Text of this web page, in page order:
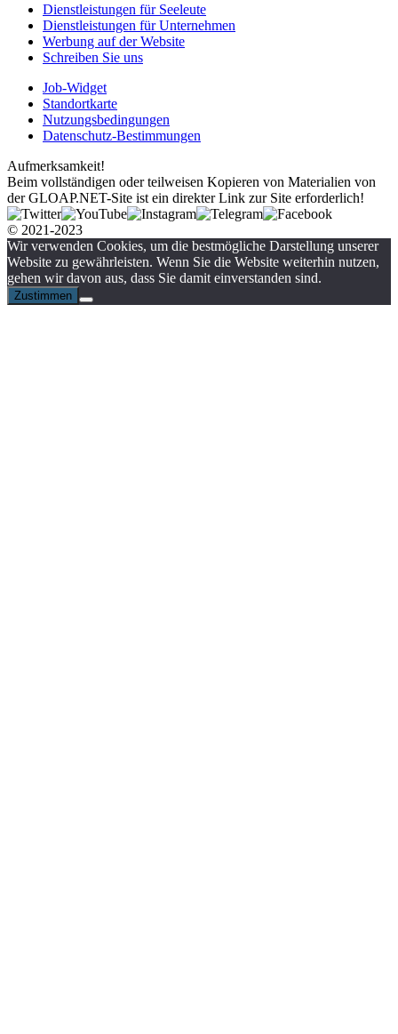
Dienstleistungen für Seeleute
Dienstleistungen für Unternehmen
Werbung auf der Website
Schreiben Sie uns
Job-Widget
Standortkarte
Nutzungsbedingungen
Datenschutz-Bestimmungen
Aufmerksamkeit!
Beim vollständigen oder teilweisen Kopieren von Materialien von
der GLOAP.NET-Site ist ein direkter Link zur Site erforderlich!
© 2021-2023
Wir verwenden Cookies, um die bestmögliche Darstellung unserer
Website zu gewährleisten. Wenn Sie die Website weiterhin nutzen,
gehen wir davon aus, dass Sie damit einverstanden sind.
Zustimmen